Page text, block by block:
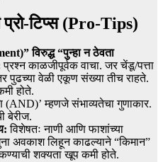
प्रो-टिप्स (Pro-Tips)
विरुद्ध “पुन्हा न ठेवता
प्रश्न काळजीपूर्वक वाचा. जर चेंडू/पत्ता
पुढच्या वेळी एकूण संख्या तीच राहते.
होते.
(AND)’ म्हणजे संभाव्यतेचा गुणाकार.
बेरीज.
विशेषतः नाणी आणि फाशांच्या
अवकाश लिहून काढल्याने “किमान”
शक्यता खूप कमी होते.